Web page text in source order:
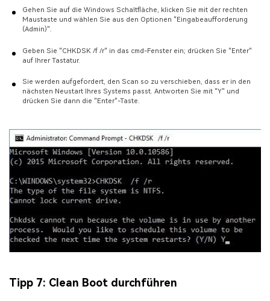
Gehen Sie auf die Windows Schaltfläche, klicken Sie mit der rechten
Maustaste und wählen Sie aus den Optionen "Eingabeaufforderung
(Admin)".
Geben Sie "CHKDSK /f /r" in das cmd-Fenster ein; drücken Sie "Enter"
auf Ihrer Tastatur.
Sie werden aufgefordert, den Scan so zu verschieben, dass er in den
nächsten Neustart Ihres Systems passt. Antworten Sie mit "Y" und
drücken Sie dann die "Enter"-Taste.
Tipp 7: Clean Boot durchführen